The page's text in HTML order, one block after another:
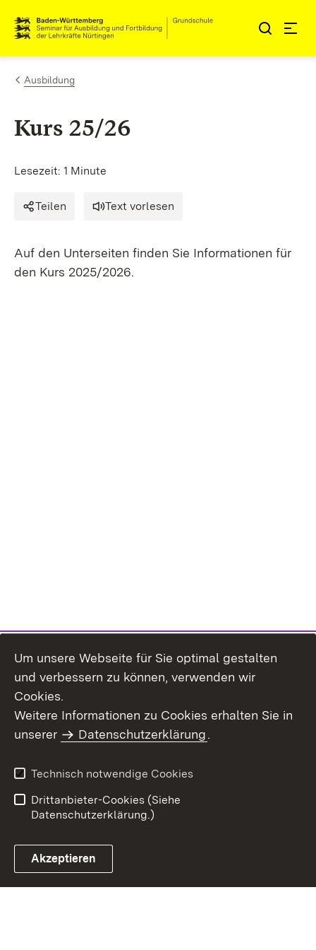
Zum Inhalt springen
Link zur Startseite
Ausbildung
Kurs 25/26
Lesezeit: 1 Minute
Teilen Text vorlesen
Auf den Unterseiten finden Sie Informationen für
den Kurs 2025/2026.
Benutzungshinweise
Erklärung zur
Um unsere Webseite für Sie optimal gestalten
und verbessern zu können, verwenden wir
Cookies.
Weitere Informationen zu Cookies erhalten Sie in
unserer
Datenschutzerklärung.
Technisch notwendige Cookies
Drittanbieter-Cookies (Siehe
Datenschutzerklärung.)
Akzeptieren